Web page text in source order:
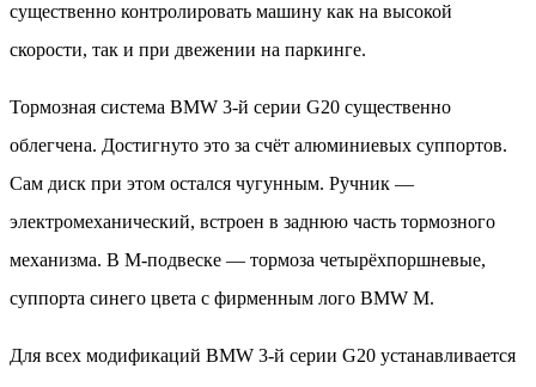
существенно контролировать машину как на высокой
скорости, так и при двежении на паркинге.
Тормозная система BMW 3-й серии G20 существенно
облегчена. Достигнуто это за счёт алюминиевых суппортов.
Сам диск при этом остался чугунным. Ручник —
электромеханический, встроен в заднюю часть тормозного
механизма. В М-подвеске — тормоза четырёхпоршневые,
суппорта синего цвета с фирменным лого BMW M.
Для всех модификаций BMW 3-й серии G20 устанавливается